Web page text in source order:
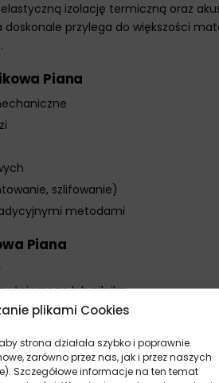
plikami Cookies
strona działała szybko i poprawnie.
zarówno przez nas, jak i przez naszych
Szczegółowe informacje na ten temat
izolację termiczną oraz
przylega do większości
Piana
szlifowanie)
metodami
Piana
ściernego lub pilnika
masy
minut od wymieszania
24 godziny